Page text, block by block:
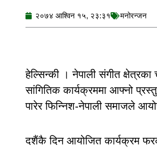
२०७४ आश्विन १५, २३:३१ मनोरन्जन
हेल्सिन्की । नेपाली संगीत क्षेत्रका
सांगितिक कार्यक्रममा आफ्नो
पारेर फिन्निश-नेपाली समाजले
दशैंकै दिन आयोजित कार्यक्रम